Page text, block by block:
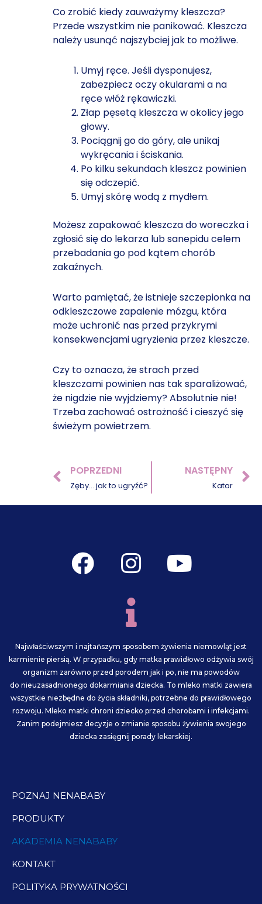
Co zrobić kiedy zauważymy kleszcza?
Przede wszystkim nie panikować. Kleszcza
należy usunąć najszybciej jak to możliwe.
Umyj ręce. Jeśli dysponujesz,
zabezpiecz oczy okularami a na
ręce włóż rękawiczki.
Złap pęsetą kleszcza w okolicy jego
głowy.
Pociągnij go do góry, ale unikaj
wykręcania i ściskania.
Po kilku sekundach kleszcz powinien
się odczepić.
Umyj skórę wodą z mydłem.
Możesz zapakować kleszcza do woreczka i
zgłosić się do lekarza lub sanepidu celem
przebadania go pod kątem chorób
zakaźnych.
Warto pamiętać, że istnieje szczepionka na
odkleszczowe zapalenie mózgu, która
może uchronić nas przed przykrymi
konsekwencjami ugryzienia przez kleszcze.
Czy to oznacza, że strach przed
kleszczami powinien nas tak sparaliżować,
że nigdzie nie wyjdziemy? Absolutnie nie!
Trzeba zachować ostrożność i cieszyć się
świeżym powietrzem.
Prev
POPRZEDNI
Zęby… jak to ugryźć?
NASTĘPNY
Katar
F
a
b
o
o
k
I
n
s
t
a
g
r
a
m
Y
o
u
b
e
Najwłaściwszym i najtańszym sposobem żywienia niemowląt jest
karmienie piersią. W przypadku, gdy matka prawidłowo odżywia swój
organizm zarówno przed porodem jak i po, nie ma powodów
do nieuzasadnionego dokarmiania dziecka. To mleko matki zawiera
wszystkie niezbędne do życia składniki, potrzebne do prawidłowego
rozwoju. Mleko matki chroni dziecko przed chorobami i infekcjami.
Zanim podejmiesz decyzje o zmianie sposobu żywienia swojego
dziecka zasięgnij porady lekarskiej.
POZNAJ NENABABY
PRODUKTY
AKADEMIA NENABABY
KONTAKT
POLITYKA PRYWATNOŚCI